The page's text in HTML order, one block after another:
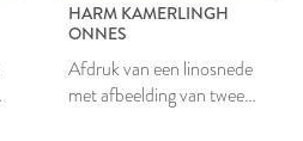
HARM KAMERLINGH
ONNES
Afdruk van een linosnede
met afbeelding van twee